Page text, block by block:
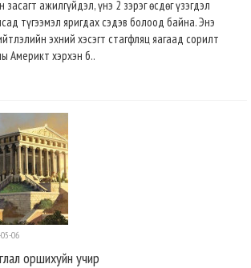
ажилгүйдэл, үнэ 2 зэрэг өсдөг үзэгдэл
түгээмэл яригдах сэдэв болоод байна. Энэ
эхний хэсэгт стагфляц яагаад сорилт
Америкт хэрхэн б..
06
оршихуйн учир